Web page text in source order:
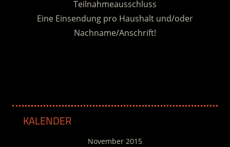
Teilnahmeausschluss
Eine Einsendung pro Haushalt und/oder
Nachname/Anschrift!
KALENDER
November 2015